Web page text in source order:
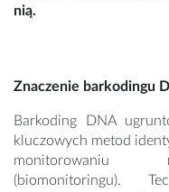
nią.
Znaczenie barkodingu
Barkoding DNA
kluczowych metod
monitorowaniu
(biomonitoringu).